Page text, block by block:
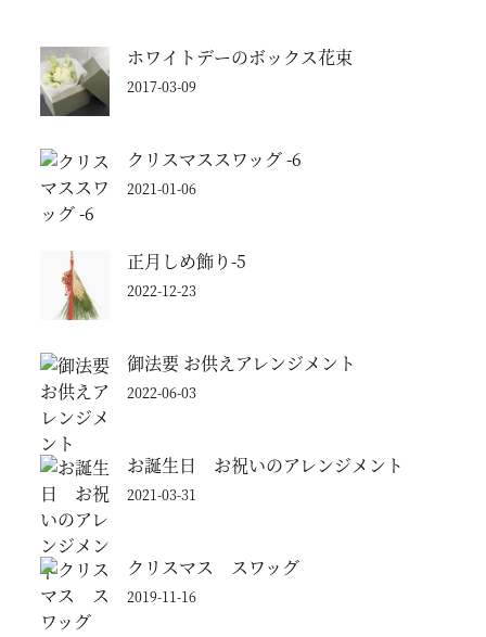
ホワイトデーのボックス花束
2017-03-09
クリスマススワッグ -6
2021-01-06
正月しめ飾り-5
2022-12-23
御法要 お供えアレンジメント
2022-06-03
お誕生日 お祝いのアレンジメント
2021-03-31
クリスマス スワッグ
2019-11-16